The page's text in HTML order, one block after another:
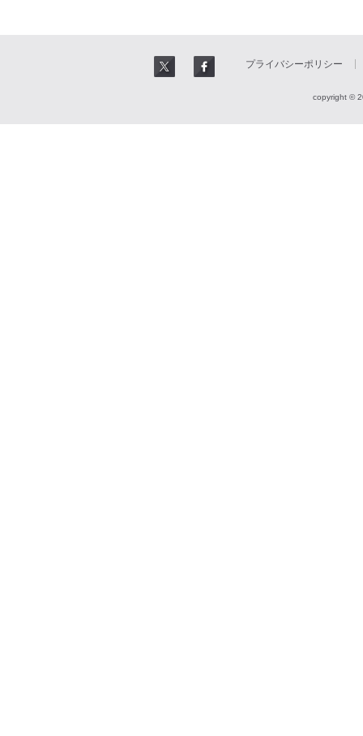
プライバシーポリシー
copyright ©